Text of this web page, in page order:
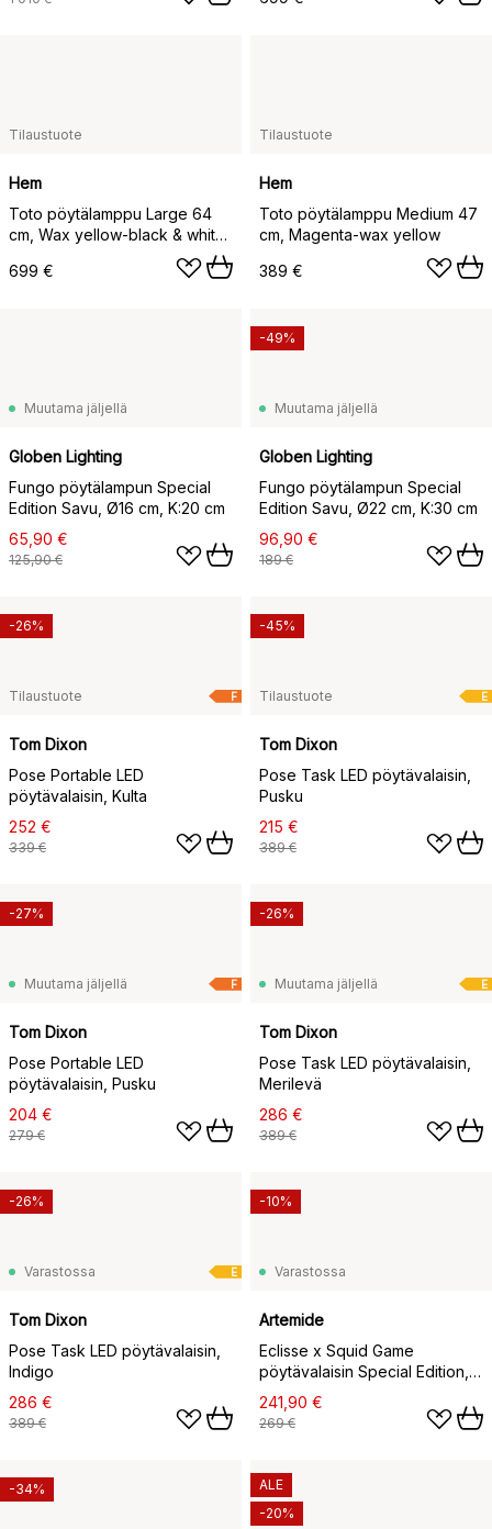
Tilaustuote
Hem
Toto pöytälamppu Large 64
cm, Wax yellow-black & white
699 €
Tilaustuote
Hem
Toto pöytälamppu Medium 47
cm, Magenta-wax yellow
389 €
Muutama jäljellä
Globen Lighting
Fungo pöytälampun Special
Edition Savu, Ø16 cm, K:20 cm
65,90 €
125,90 €
Muutama jäljellä
Globen Lighting
Fungo pöytälampun Special
Edition Savu, Ø22 cm, K:30 cm
96,90 €
189 €
-49%
F
Tilaustuote
Tom Dixon
Pose Portable LED
pöytävalaisin, Kulta
252 €
339 €
-26%
E
Tilaustuote
Tom Dixon
Pose Task LED pöytävalaisin,
Pusku
215 €
389 €
-45%
F
Muutama jäljellä
Tom Dixon
Pose Portable LED
pöytävalaisin, Pusku
204 €
279 €
-27%
E
Muutama jäljellä
Tom Dixon
Pose Task LED pöytävalaisin,
Merilevä
286 €
389 €
-26%
E
Varastossa
Tom Dixon
Pose Task LED pöytävalaisin,
Indigo
286 €
389 €
-26%
Varastossa
Artemide
Eclisse x Squid Game
pöytävalaisin Special Edition,
Player
241,90 €
269 €
-10%
-34%
ALE
-20%